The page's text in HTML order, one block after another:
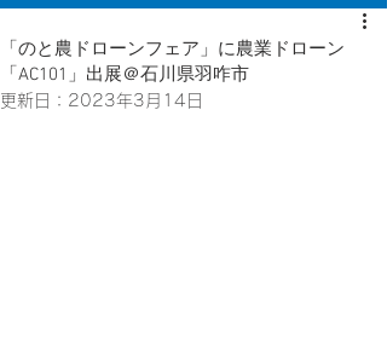
「のと農ドローンフェア」に農業ドローン
「AC101」出展＠石川県羽咋市
更新日： 2023年3月14日